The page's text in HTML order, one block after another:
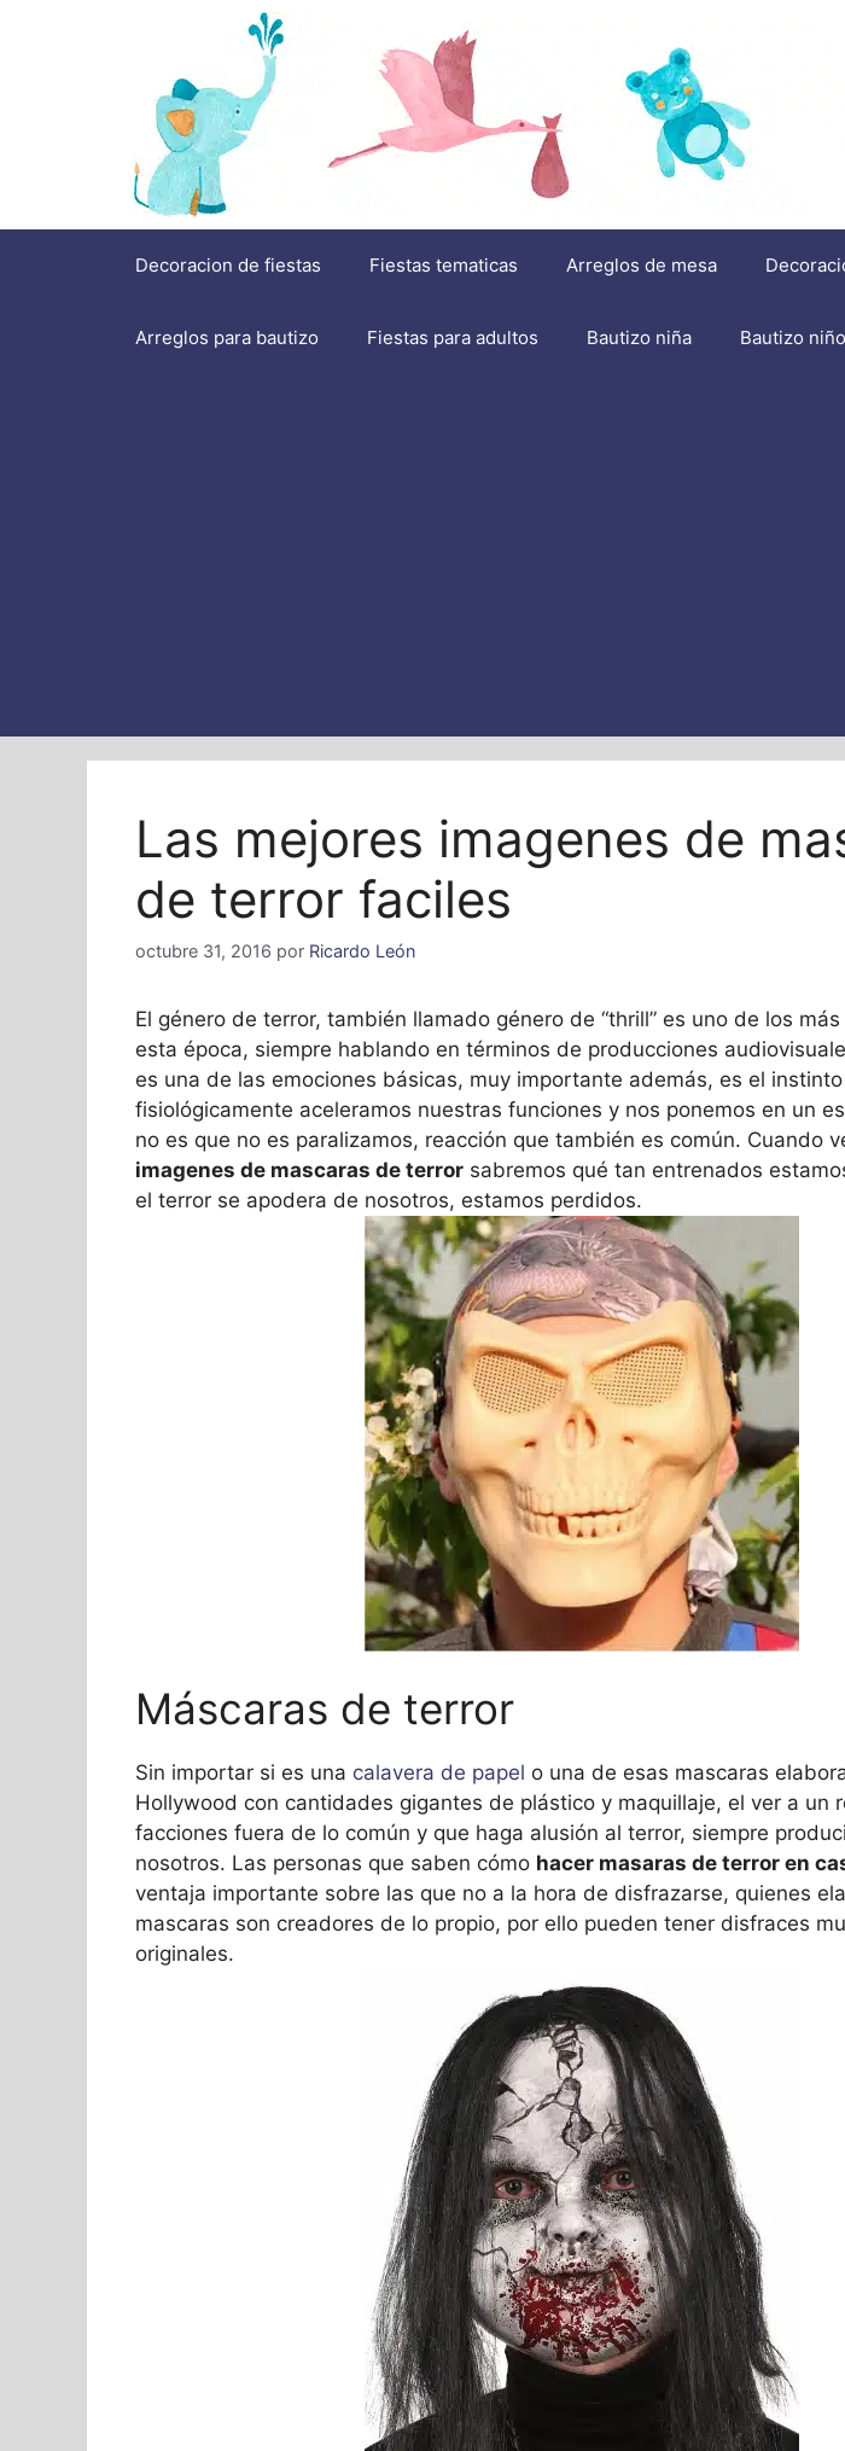
Decoracion de fiestas Fiestas tematicas Arreglos de mesa
Arreglos para bautizo Fiestas para adultos Bautizo niña Bautizo niño
Las mejores imagenes de
de terror faciles
octubre 31, 2016 por Ricardo León
El género de terror, también llamado género de “thrill” es uno de los
esta época, siempre hablando en términos de producciones
es una de las emociones básicas, muy importante además, es el
fisiológicamente aceleramos nuestras funciones y nos ponemos en un
no es que no es paralizamos, reacción que también es común. Cuando
imagenes de mascaras de terror sabremos qué tan entrenados
el terror se apodera de nosotros, estamos perdidos.
Máscaras de terror
Sin importar si es una calavera de papel o una de esas mascaras
Hollywood con cantidades gigantes de plástico y maquillaje, el ver a un
facciones fuera de lo común y que haga alusión al terror, siempre
nosotros. Las personas que saben cómo hacer masaras de terror en
ventaja importante sobre las que no a la hora de disfrazarse, quienes
mascaras son creadores de lo propio, por ello pueden tener disfraces
originales.